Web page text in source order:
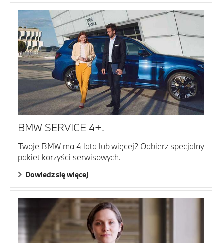
BMW SERVICE 4+.
Twoje BMW ma 4 lata lub więcej? Odbierz specjalny
pakiet korzyści serwisowych.
Dowiedz się więcej